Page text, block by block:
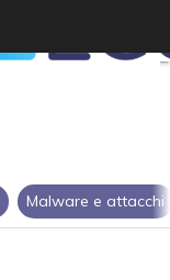
Malware e attacchi